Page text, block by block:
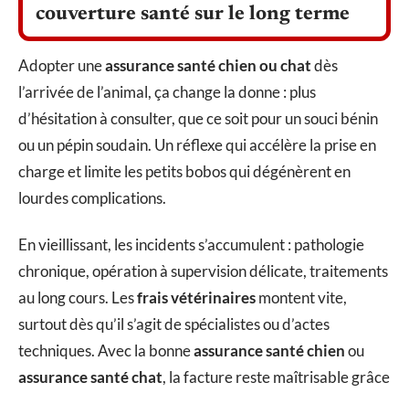
couverture santé sur le long terme
Adopter uneassurance santé chien ou chatdès
l’arrivée de l’animal, ça change la donne : plus
d’hésitation à consulter, que ce soit pour un souci bénin
ou un pépin soudain. Un réflexe qui accélère la prise en
charge et limite les petits bobos qui dégénèrent en
lourdes complications.
En vieillissant, les incidents s’accumulent : pathologie
chronique, opération à supervision délicate, traitements
au long cours. Lesfrais vétérinairesmontent vite,
surtout dès qu’il s’agit de spécialistes ou d’actes
techniques. Avec la bonneassurance santé chienou
assurance santé chat, la facture reste maîtrisable grâce